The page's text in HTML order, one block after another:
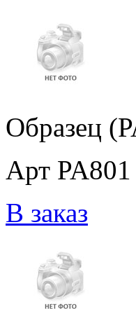
Образец
Арт PA801
В заказ